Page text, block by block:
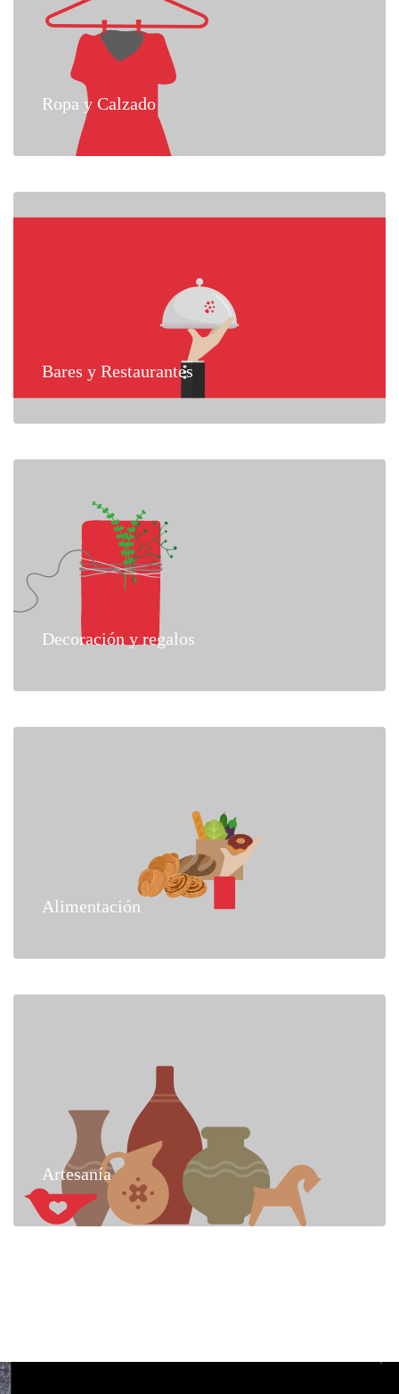
Ropa y Calzado
Bares y Restaurantes
Decoración y regalos
Alimentación
Artesanía